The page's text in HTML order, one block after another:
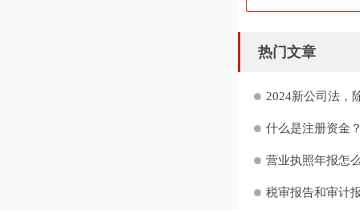
热门文章
2024新公司法，
什么是注册资金
营业执照年报怎
税审报告和审计